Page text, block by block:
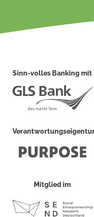
Deutsche
Sinn-volles Banking mit
Mitglied im